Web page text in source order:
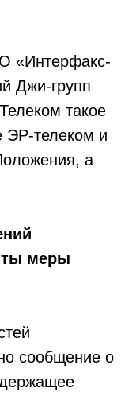
«Интерфакс-
Джи-групп
такое
ЭР-телеком и
а
меры
сообщение о